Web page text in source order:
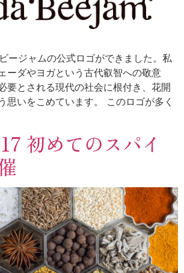
ージャムの公式ロゴができました。私
ーダやヨガという古代叡智への敬意
要とされる現代の社会に根付き、花開
思いをこめています。 このロゴが多く
初めてのスパイ